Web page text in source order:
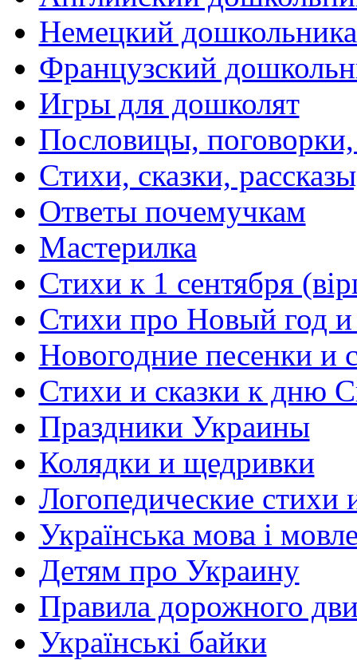
Немецкий
Французский
Игры для дошколят
Пословицы,
Стихи, сказки,
Ответы почемучкам
Мастерилка
Стихи к 1 сентября
Стихи про Новый год
Новогодние песенки и
Стихи и сказки к дню
Праздники Украины
Колядки и щедривки
Логопедические стихи
Українська мова і
Детям про Украину
Правила дорожного
Українські байки